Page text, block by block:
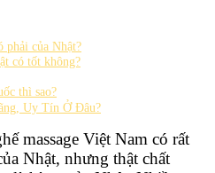
phải của Nhật?
có tốt không?
thì sao?
Uy Tín Ở Đâu?
massage Việt Nam có rất
Nhật, nhưng thật chất